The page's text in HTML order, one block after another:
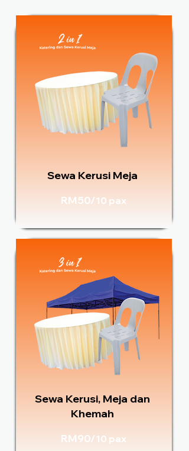
Sewa Kerusi Meja
RM50/10 pax
Sewa Kerusi, Meja dan
Khemah
RM90/10 pax